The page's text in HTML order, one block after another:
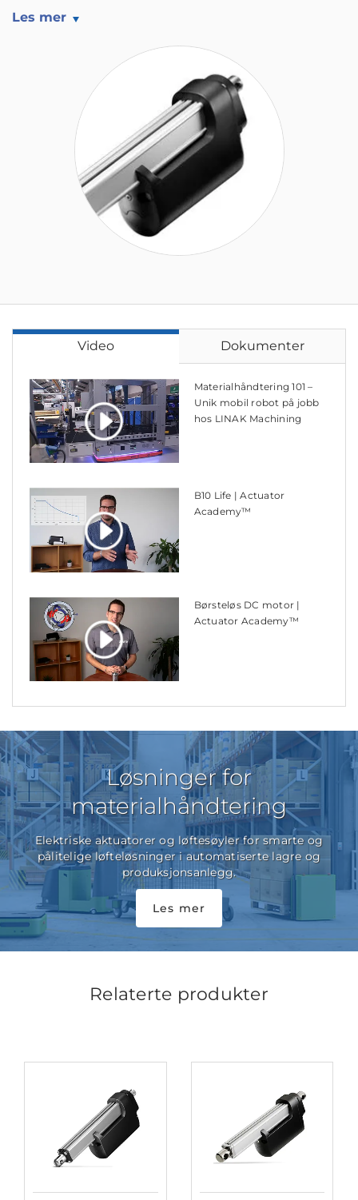
Les mer
Video Dokumenter
Materialhåndtering 101 –
Unik mobil robot på jobb
hos LINAK Machining
B10 Life | Actuator
Academy™
Børsteløs DC motor |
Actuator Academy™
Løsninger for
materialhåndtering
Elektriske aktuatorer og løftesøyler for smarte og
pålitelige løfteløsninger i automatiserte lagre og
produksjonsanlegg.
Les mer
Relaterte produkter